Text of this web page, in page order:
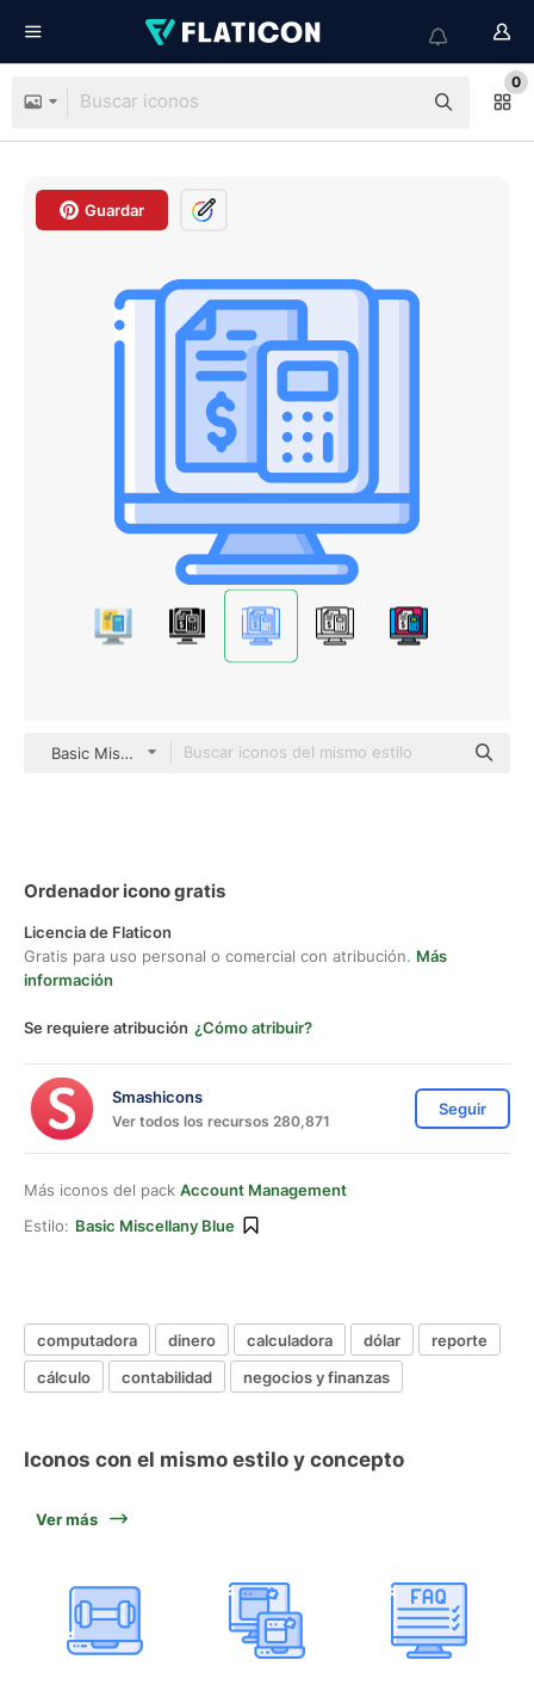
0
Guardar
Basic Miscellany Blue
Ordenador icono gratis
Licencia de Flaticon
Gratis para uso personal o comercial con atribución. Más
información
Se requiere atribución ¿Cómo atribuir?
Smashicons
Ver todos los recursos 280,871
Seguir
Más iconos del pack Account Management
Estilo: Basic Miscellany Blue
computadora dinero calculadora dólar
reporte
cálculo
contabilidad negocios y finanzas
Iconos con el mismo estilo y concepto
Ver más